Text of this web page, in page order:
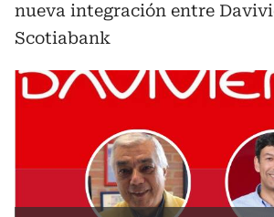
nueva integración entre
Scotiabank